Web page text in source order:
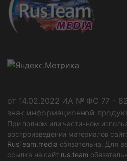
от 14.02.2022 ИА № ФС 77 -
знак информационной
При полном или частичном
воспроизведении материалов
RusTeam.media обязательна. Для
ссылка на сайт rus.team